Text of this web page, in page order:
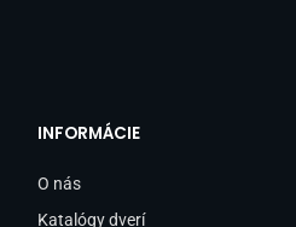
INFORMÁCIE
O nás
Katalógy dverí